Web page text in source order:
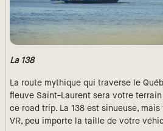
La 138
La route mythique qui traverse le
fleuve Saint-Laurent sera votre
ce road trip. La 138 est sinueuse,
VR, peu importe la taille de votre